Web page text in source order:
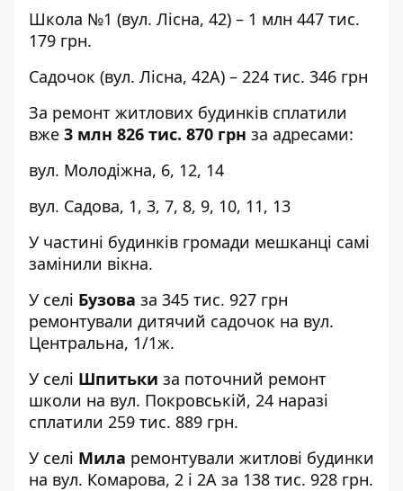
Школа №1 (вул. Лісна, 42) – 1 млн 447 тис.
179 грн.
Садочок (вул. Лісна, 42А) – 224 тис. 346 грн
За ремонт житлових будинків сплатили
вже 3 млн 826 тис. 870 грн за адресами:
вул. Молодіжна, 6, 12, 14
вул. Садова, 1, 3, 7, 8, 9, 10, 11, 13
У частині будинків громади мешканці самі
замінили вікна.
У селі Бузова за 345 тис. 927 грн
ремонтували дитячий садочок на вул.
Центральна, 1/1ж.
У селі Шпитьки за поточний ремонт
школи на вул. Покровській, 24 наразі
сплатили 259 тис. 889 грн.
У селі Мила ремонтували житлові будинки
на вул. Комарова, 2 і 2А за 138 тис. 928 грн.